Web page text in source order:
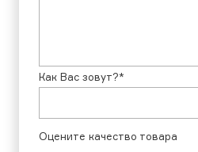
Как Вас зовут?*
Оцените качество товара